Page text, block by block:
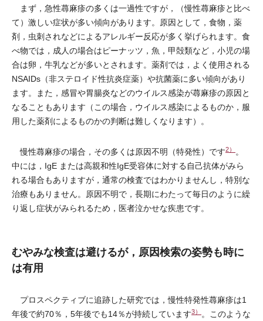
まず，急性蕁麻疹の多くは一過性ですが，（慢性蕁麻疹と比べ
て）激しい症状が多い傾向があります。原因として，食物，薬
剤，虫刺されなどによるアレルギー反応が多く挙げられます。食
べ物では，成人の場合はピーナッツ，魚，甲殻類など，小児の場
合は卵，牛乳などが多いとされます。薬剤では，よく使用される
NSAIDs（非ステロイド性抗炎症薬）や抗菌薬に多い傾向があり
ます。また，感冒や胃腸炎などのウイルス感染が蕁麻疹の原因と
なることもあります（この場合，ウイルス感染によるものか，服
用した薬剤によるものかの判断は難しくなります）。
慢性蕁麻疹の場合，その多くは原因不明（特発性）です2）
。
中には，IgE または高親和性IgE受容体に対する自己抗体がみら
れる場合もありますが，通常の検査ではわかりませんし，特別な
治療もありません。原因不明で，長期にわたって毎日のように繰
り返し症状がみられるため，医者泣かせな疾患です。
むやみな検査は避けるが，原因検索の姿勢も時に
は有用
プロスペクティブに追跡した研究では，慢性特発性蕁麻疹は1
年後で約70％，5年後でも14％が持続しています3） 。このような